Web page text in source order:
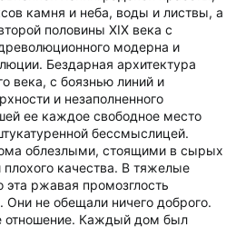
камня и неба, воды и листвы, а
половины XIX века с
модерна и
Бездарная архитектура
века, с боязнью линий и
и незаполненного
ее каждое свободное место
бессмыслицей.
облезлыми, стоящими в сырых
качества. В тяжелые
эта ржавая промозглость
Они не обещали ничего доброго.
отношение. Каждый дом был